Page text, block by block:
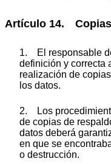
Artículo 14. Copias
1. El responsable
definición y correcta
realización de
los datos.
2. Los
de copias de
datos deberá
en que se
o destrucción.